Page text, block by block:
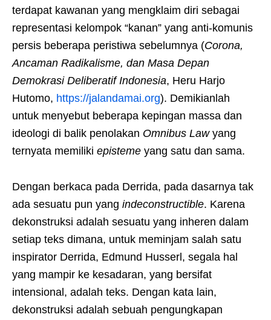
terdapat kawanan yang mengklaim diri sebagai
representasi kelompok “kanan” yang anti-komunis
persis beberapa peristiwa sebelumnya (Corona,
Ancaman Radikalisme, dan Masa Depan
Demokrasi Deliberatif Indonesia, Heru Harjo
Hutomo, https://jalandamai.org). Demikianlah
untuk menyebut beberapa kepingan massa dan
ideologi di balik penolakan Omnibus Law yang
ternyata memiliki episteme yang satu dan sama.
Dengan berkaca pada Derrida, pada dasarnya tak
ada sesuatu pun yang indeconstructible. Karena
dekonstruksi adalah sesuatu yang inheren dalam
setiap teks dimana, untuk meminjam salah satu
inspirator Derrida, Edmund Husserl, segala hal
yang mampir ke kesadaran, yang bersifat
intensional, adalah teks. Dengan kata lain,
dekonstruksi adalah sebuah pengungkapan